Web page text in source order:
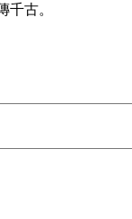
千古。